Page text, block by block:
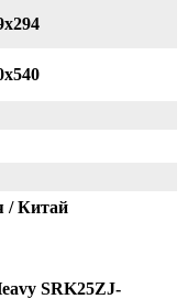
x294
x540
/ Китай
SRK25ZJ-